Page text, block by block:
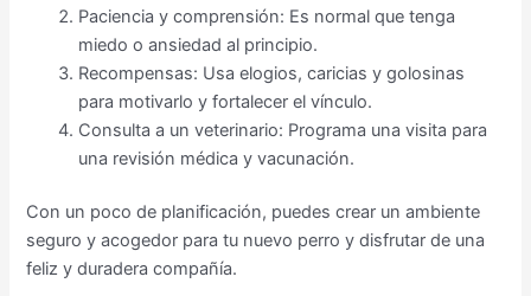
Paciencia y comprensión: Es normal que tenga
miedo o ansiedad al principio.
Recompensas: Usa elogios, caricias y golosinas
para motivarlo y fortalecer el vínculo.
Consulta a un veterinario: Programa una visita para
una revisión médica y vacunación.
Con un poco de planificación, puedes crear un ambiente
seguro y acogedor para tu nuevo perro y disfrutar de una
feliz y duradera compañía.